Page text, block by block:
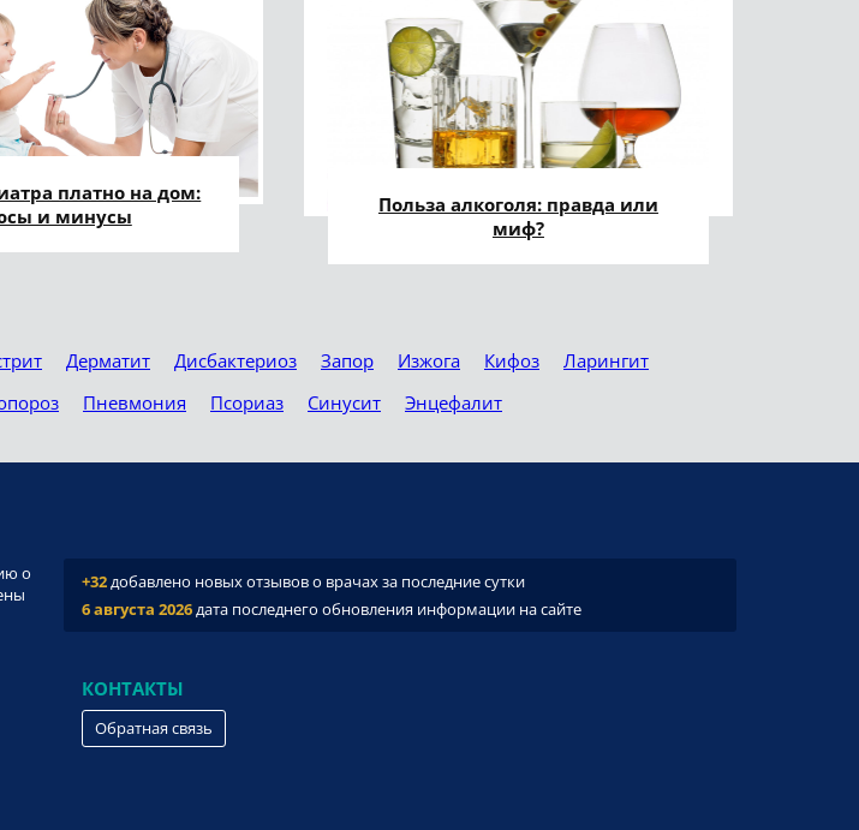
платно на дом:
и минусы
Польза алкоголя: правда или
миф?
Дерматит Дисбактериоз Запор Изжога Кифоз
Ларингит
Пневмония Псориаз Синусит Энцефалит
о
+32добавлено новых отзывов о врачах за последние сутки
6 августа 2026дата последнего обновления информации на сайте
КОНТАКТЫ
Обратная связь